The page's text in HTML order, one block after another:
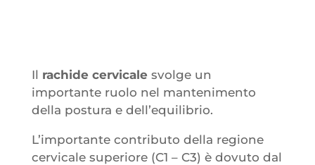
Il rachide cervicale svolge un
importante ruolo nel mantenimento
della postura e dell’equilibrio.
L’importante contributo della regione
cervicale superiore (C1 – C3) è dovuto dal